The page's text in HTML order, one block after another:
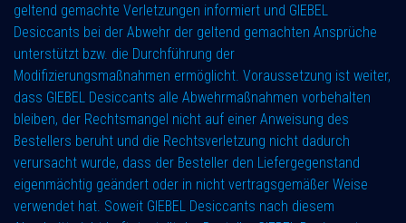
geltend gemachte Verletzungen informiert und GIEBEL
Desiccants bei der Abwehr der geltend gemachten Ansprüche
unterstützt bzw. die Durchführung der
Modifizierungsmaßnahmen ermöglicht. Voraussetzung ist weiter,
dass GIEBEL Desiccants alle Abwehrmaßnahmen vorbehalten
bleiben, der Rechtsmangel nicht auf einer Anweisung des
Bestellers beruht und die Rechtsverletzung nicht dadurch
verursacht wurde, dass der Besteller den Liefergegenstand
eigenmächtig geändert oder in nicht vertragsgemäßer Weise
verwendet hat. Soweit GIEBEL Desiccants nach diesem